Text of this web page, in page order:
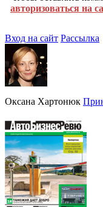
авторизоваться на
Вход на сайт Рассылка
Оксана Хартонюк